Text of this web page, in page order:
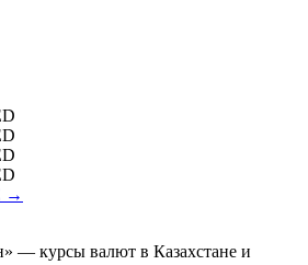
→
— курсы валют в Казахстане и